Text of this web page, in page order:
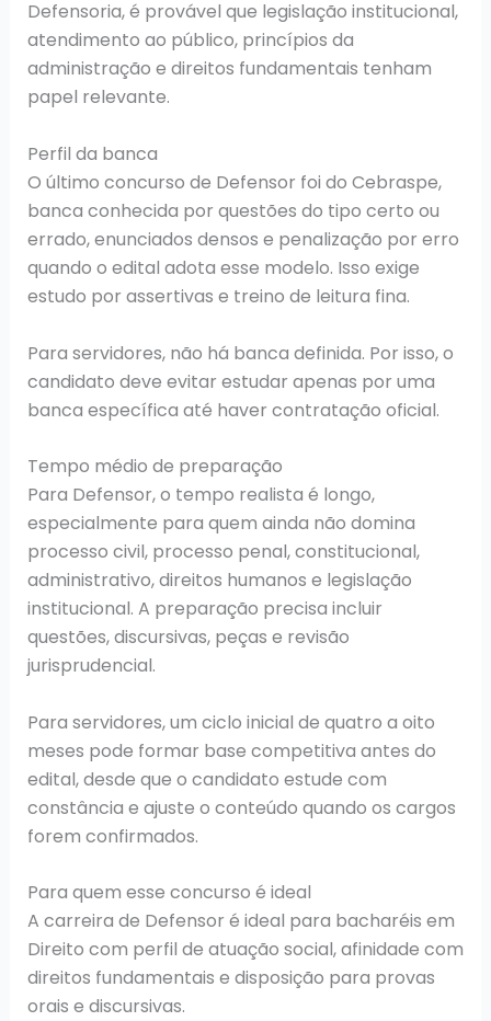
Defensoria, é provável que legislação institucional,
atendimento ao público, princípios da
administração e direitos fundamentais tenham
papel relevante.
Perfil da banca
O último concurso de Defensor foi do Cebraspe,
banca conhecida por questões do tipo certo ou
errado, enunciados densos e penalização por erro
quando o edital adota esse modelo. Isso exige
estudo por assertivas e treino de leitura fina.
Para servidores, não há banca definida. Por isso, o
candidato deve evitar estudar apenas por uma
banca específica até haver contratação oficial.
Tempo médio de preparação
Para Defensor, o tempo realista é longo,
especialmente para quem ainda não domina
processo civil, processo penal, constitucional,
administrativo, direitos humanos e legislação
institucional. A preparação precisa incluir
questões, discursivas, peças e revisão
jurisprudencial.
Para servidores, um ciclo inicial de quatro a oito
meses pode formar base competitiva antes do
edital, desde que o candidato estude com
constância e ajuste o conteúdo quando os cargos
forem confirmados.
Para quem esse concurso é ideal
A carreira de Defensor é ideal para bacharéis em
Direito com perfil de atuação social, afinidade com
direitos fundamentais e disposição para provas
orais e discursivas.